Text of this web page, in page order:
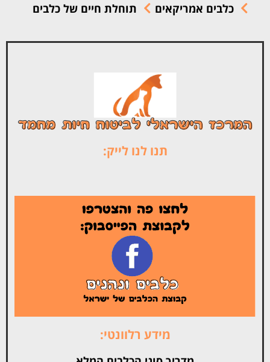
כלבים אמריקאים
תוחלת חיים של כלבים
תנו לנו לייק:
מידע רלוונטי: